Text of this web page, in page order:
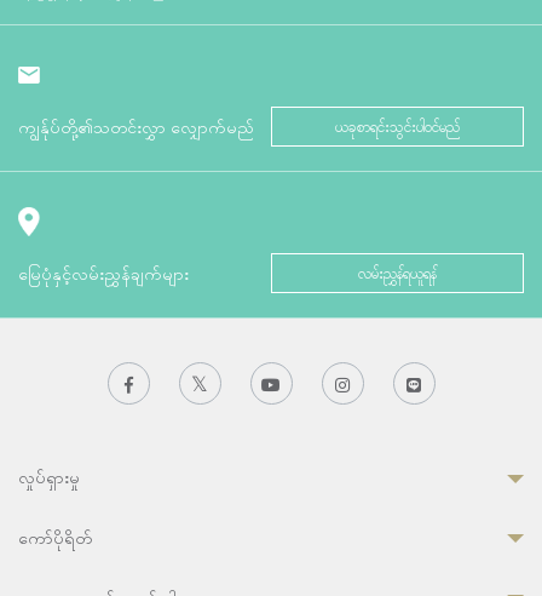
ကျွန်ုပ်တို့၏သတင်းလွှာ လျှောက်မည် ယခုစာရင်းသွင်းပါဝင်မည်
မြေပုံနှင့်လမ်းညွှန်ချက်များ လမ်းညွှန်ရယူရန်
လှုပ်ရှားမှု
ကော်ပိုရိတ်